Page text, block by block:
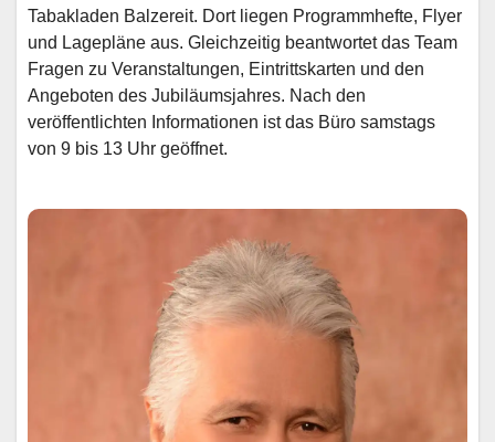
Tabakladen Balzereit. Dort liegen Programmhefte, Flyer
und Lagepläne aus. Gleichzeitig beantwortet das Team
Fragen zu Veranstaltungen, Eintrittskarten und den
Angeboten des Jubiläumsjahres. Nach den
veröffentlichten Informationen ist das Büro samstags
von 9 bis 13 Uhr geöffnet.